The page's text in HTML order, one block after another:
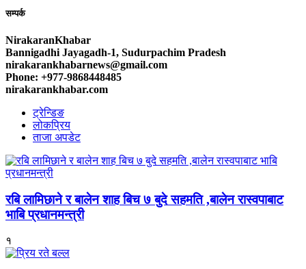
सम्पर्क
NirakaranKhabar
Bannigadhi Jayagadh-1, Sudurpachim Pradesh
nirakarankhabarnews@gmail.com
Phone: +977-9868448485
nirakarankhabar.com
ट्रेन्डिङ
लोकप्रिय
ताजा अपडेट
रबि लामिछाने र बालेन शाह बिच ७ बुदे सहमति ,बालेन रास्वपाबाट
भाबि प्रधानमन्त्री
१